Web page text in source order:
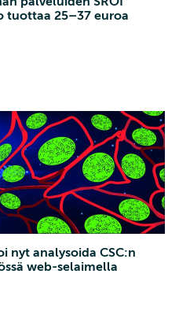
25–37 euroa
nyt analysoida CSC:n
web-selaimella